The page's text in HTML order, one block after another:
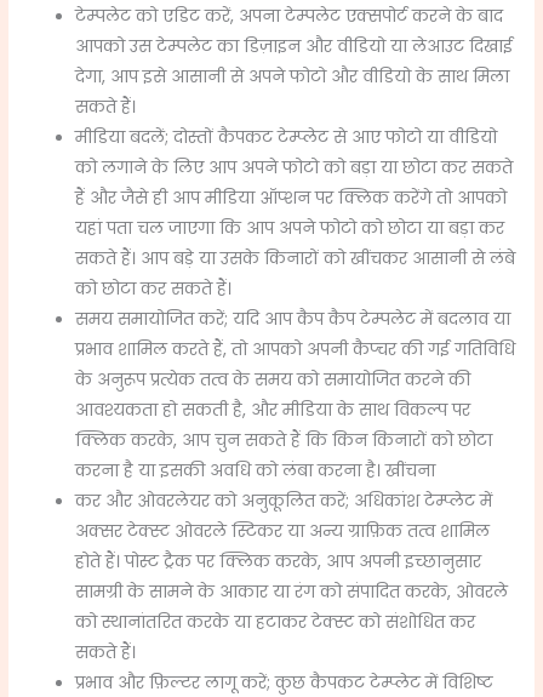
टेम्पलेट को एडिट करें, अपना टेम्पलेट एक्सपोर्ट करने के बाद
आपको उस टेम्पलेट का डिज़ाइन और वीडियो या लेआउट दिखाई
देगा, आप इसे आसानी से अपने फोटो और वीडियो के साथ मिला
सकते हैं।
मीडिया बदलें; दोस्तों कैपकट टेम्प्लेट से आए फोटो या वीडियो
को लगाने के लिए आप अपने फोटो को बड़ा या छोटा कर सकते
हैं और जैसे ही आप मीडिया ऑप्शन पर क्लिक करेंगे तो आपको
यहां पता चल जाएगा कि आप अपने फोटो को छोटा या बड़ा कर
सकते हैं। आप बड़े या उसके किनारों को खींचकर आसानी से लंबे
को छोटा कर सकते हैं।
समय समायोजित करें; यदि आप कैप कैप टेम्पलेट में बदलाव या
प्रभाव शामिल करते हैं, तो आपको अपनी कैप्चर की गई गतिविधि
के अनुरूप प्रत्येक तत्व के समय को समायोजित करने की
आवश्यकता हो सकती है, और मीडिया के साथ विकल्प पर
क्लिक करके, आप चुन सकते हैं कि किन किनारों को छोटा
करना है या इसकी अवधि को लंबा करना है। खींचना
कर और ओवरलेयर को अनुकूलित करें; अधिकांश टेम्प्लेट में
अक्सर टेक्स्ट ओवरले स्टिकर या अन्य ग्राफ़िक तत्व शामिल
होते हैं। पोस्ट ट्रैक पर क्लिक करके, आप अपनी इच्छानुसार
सामग्री के सामने के आकार या रंग को संपादित करके, ओवरले
को स्थानांतरित करके या हटाकर टेक्स्ट को संशोधित कर
सकते हैं।
प्रभाव और फ़िल्टर लागू करें; कुछ कैपकट टेम्प्लेट में विशिष्ट